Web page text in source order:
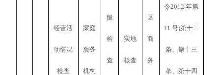
经营活
动情况
检查
家庭
服务
机构
般
检
查
实地
核查
区
商
务
令2012 年第
11 号)第十二
条、第十三
条、第十四